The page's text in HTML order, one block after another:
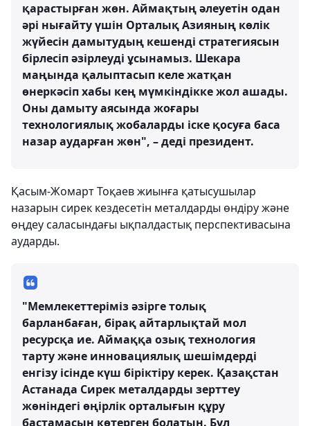
қарастырған жөн. Аймақтың әлеуетін одан
әрі нығайту үшін Орталық Азияның көлік
жүйесін дамытудың кешенді стратегиясын
бірлесіп әзірлеуді ұсынамыз. Шекара
маңында қалыптасып келе жатқан
өнеркәсіп хабы кең мүмкіндікке жол ашады.
Оны дамыту аясында жоғары
технологиялық жобаларды іске қосуға баса
назар аударған жөн", – деді президент.
Қасым-Жомарт Тоқаев жиынға қатысушылар
назарын сирек кездесетін металдарды өндіру және
өңдеу саласындағы ықпалдастық перспективасына
аударды.
"Мемлекеттеріміз әзірге толық
барланбаған, бірақ айтарлықтай мол
ресурсқа ие. Аймаққа озық технология
тарту және инновациялық шешімдерді
енгізу ісінде күш біріктіру керек. Қазақстан
Астанада Сирек металдарды зерттеу
жөніндегі өңірлік орталығын құру
бастамасын көтерген болатын. Бұл